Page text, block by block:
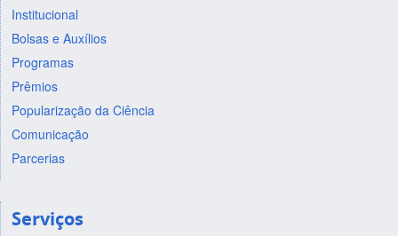
Institucional
Bolsas e Auxílios
Programas
Prêmios
Popularização da Ciência
Comunicação
Parcerias
Serviços